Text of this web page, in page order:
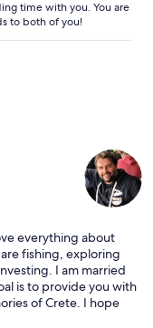
time with you. You are
to both of you!
everything about
fishing, exploring
I am married
is to provide you with
of Crete. I hope